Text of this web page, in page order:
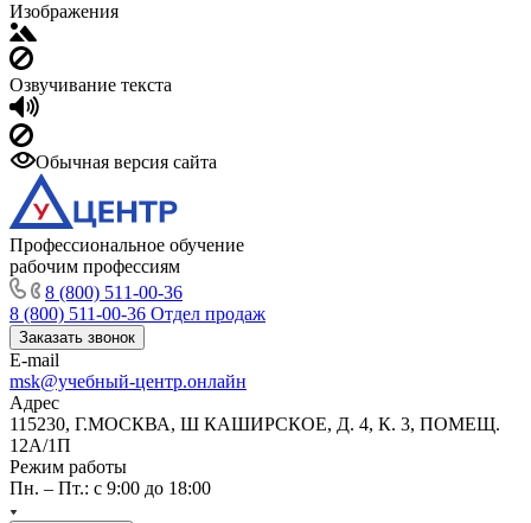
Изображения
Озвучивание текста
Обычная версия сайта
Профессиональное обучение
рабочим профессиям
8 (800) 511-00-36
8 (800) 511-00-36 Отдел продаж
Заказать звонок
E-mail
msk@учебный-центр.онлайн
Адрес
115230, Г.МОСКВА, Ш КАШИРСКОЕ, Д. 4, К. 3, ПОМЕЩ.
12А/1П
Режим работы
Пн. – Пт.: с 9:00 до 18:00